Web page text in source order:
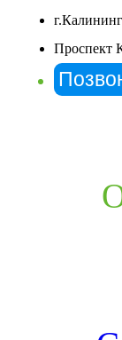
Проспект